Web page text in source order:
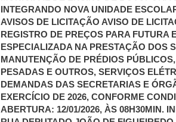
INTEGRANDO NOVA UNIDADE
AVISOS DE LICITAÇÃO AVISO DE
REGISTRO DE PREÇOS PARA FUTURA
ESPECIALIZADA NA PRESTAÇÃO DOS
MANUTENÇÃO DE PRÉDIOS
PESADAS E OUTROS, SERVIÇOS
DEMANDAS DAS SECRETARIAS E
EXERCÍCIO DE 2026, CONFORME
ABERTURA: 12/01/2026, ÀS 08H30MIN.